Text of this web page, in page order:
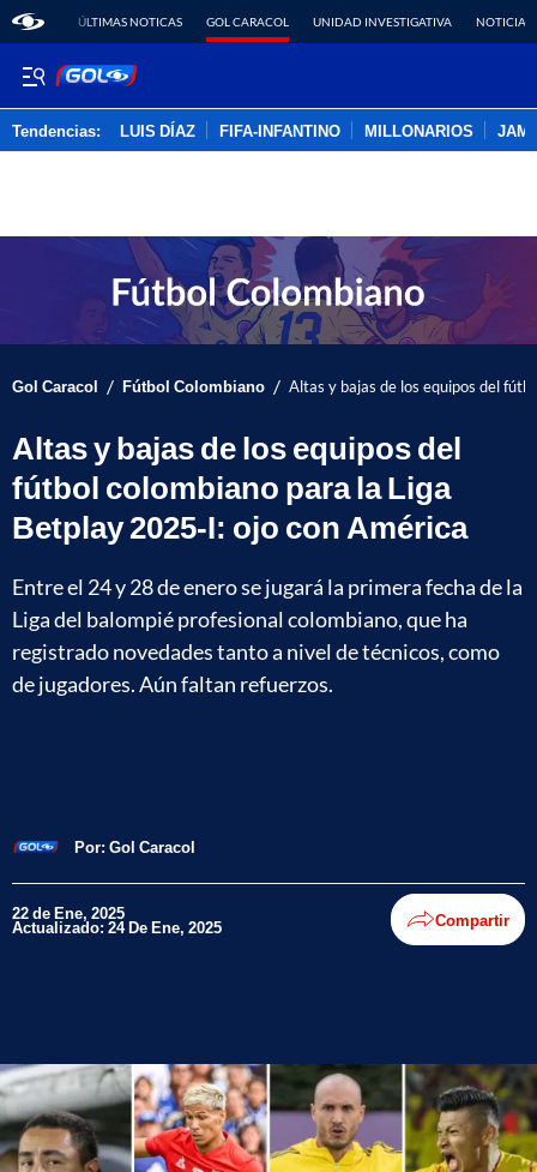
ÚLTIMAS NOTICAS GOL CARACOL UNIDAD INVESTIGATIVA NOTICIAS
Tendencias: LUIS DÍAZ FIFA-INFANTINO MILLONARIOS
Gol Caracol / Fútbol Colombiano / Altas y bajas de los equipos del
Altas y bajas de los equipos del
fútbol colombiano para la Liga
Betplay 2025-I: ojo con América
Entre el 24 y 28 de enero se jugará la primera fecha de la
Liga del balompié profesional colombiano, que ha
registrado novedades tanto a nivel de técnicos, como
de jugadores. Aún faltan refuerzos.
Por: Gol Caracol
22 de Ene, 2025
Actualizado: 24 De Ene, 2025 Compartir